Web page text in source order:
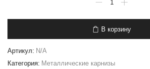
товара
раздвижной
Телескоп
В корзину
Артикул: N/A
Категория: Металлические карнизы